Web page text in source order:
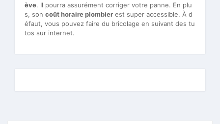
ève. Il pourra assurément corriger votre panne. En plu
s, son coût horaire plombier est super accessible. À d
éfaut, vous pouvez faire du bricolage en suivant des tu
tos sur internet.